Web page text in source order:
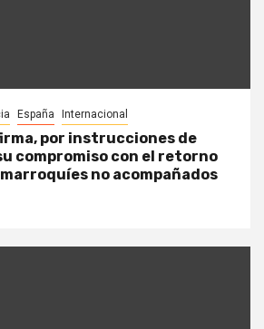
España Internacional
por instrucciones de
compromiso con el retorno
no acompañados